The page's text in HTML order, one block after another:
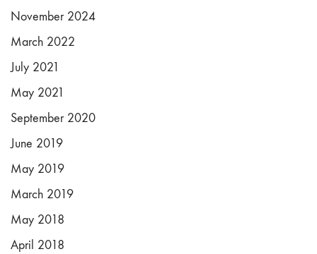
November 2024
March 2022
July 2021
May 2021
September 2020
June 2019
May 2019
March 2019
May 2018
April 2018